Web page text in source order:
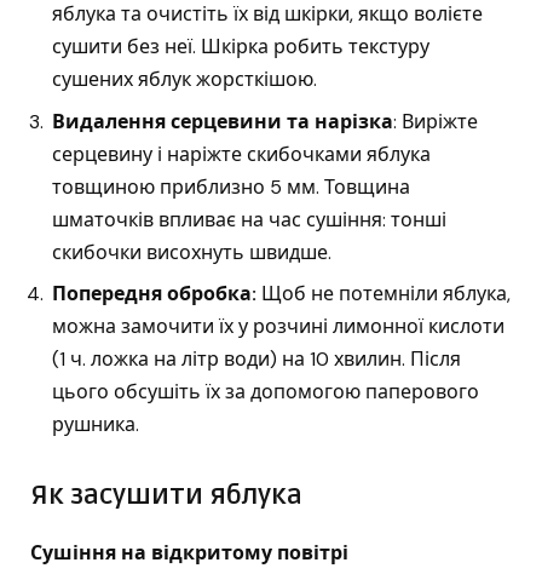
яблука та очистіть їх від шкірки, якщо волієте
сушити без неї. Шкірка робить текстуру
сушених яблук жорсткішою.
Видалення серцевини та нарізка: Виріжте
серцевину і наріжте скибочками яблука
товщиною приблизно 5 мм. Товщина
шматочків впливає на час сушіння: тонші
скибочки висохнуть швидше.
Попередня обробка: Щоб не потемніли яблука,
можна замочити їх у розчині лимонної кислоти
(1 ч. ложка на літр води) на 10 хвилин. Після
цього обсушіть їх за допомогою паперового
рушника.
Як засушити яблука
Сушіння на відкритому повітрі